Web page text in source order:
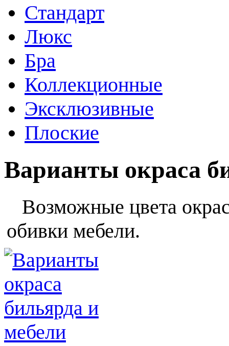
Стандарт
Люкс
Бра
Коллекционные
Эксклюзивные
Плоские
Варианты окраса
Возможные цвета
обивки мебели.